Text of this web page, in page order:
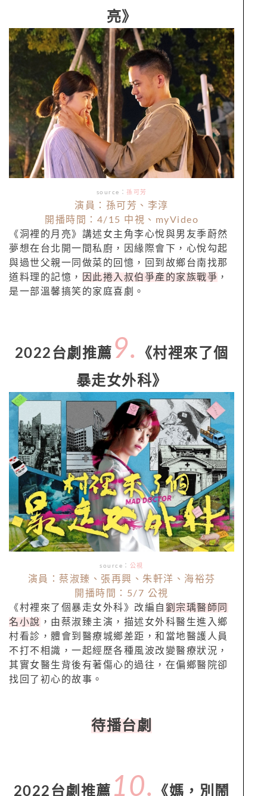
亮》
source： 孫可芳
演員：孫可芳、李淳
開播時間：4/15 中視、myVideo
《洞裡的月亮》講述女主角李心悅與男友季蔚然
夢想在台北開一間私廚，因緣際會下，心悅勾起
與過世父親一同做菜的回憶，回到故鄉台南找那
道料理的記憶，
因此捲入叔伯爭產的家族戰爭 ，
是一部溫馨搞笑的家庭喜劇。
2022台劇推薦 9.
《村裡來了個
暴走女外科》
source： 公視
演員：蔡淑臻、張再興、朱軒洋、海裕芬
開播時間：5/7 公視
《村裡來了個暴走女外科》改編自 劉宗瑀醫師同
名小說 ，由蔡淑臻主演，描述女外科醫生進入鄉
村看診，體會到醫療城鄉差距，和當地醫護人員
不打不相識，一起經歷各種風波改變醫療狀況，
其實女醫生背後有著傷心的過往，在偏鄉醫院卻
找回了初心的故事。
待播台劇
2022台劇推薦 10. 《媽，別鬧